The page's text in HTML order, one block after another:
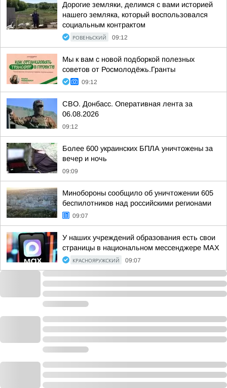
Дорогие земляки, делимся с вами историей
нашего земляка, который воспользовался
социальным контрактом
РОВЕНЬСКИЙ 09:12
Мы к вам с новой подборкой полезных
советов от Росмолодёжь.Гранты
09:12
СВО. Донбасс. Оперативная лента за
06.08.2026
09:12
Более 600 украинских БПЛА уничтожены за
вечер и ночь
09:09
Минобороны сообщило об уничтожении 605
беспилотников над российскими регионами
09:07
У наших учреждений образования есть свои
страницы в национальном мессенджере МАХ
КРАСНОЯРУЖСКИЙ 09:07